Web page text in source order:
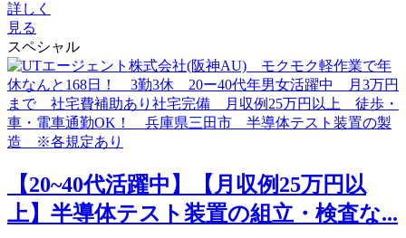
詳しく
見る
スペシャル
【20~40代活躍中】【月収例25万円以
上】半導体テスト装置の組立・検査な...